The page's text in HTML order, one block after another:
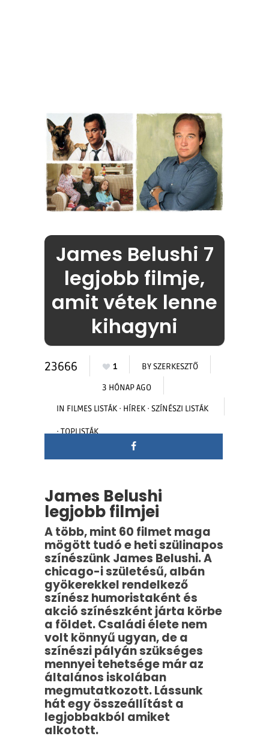
James Belushi 7
legjobb filmje,
amit vétek lenne
kihagyni
23666 1 BYSZERKESZTŐ
3 HÓNAP AGO
IN FILMES LISTÁK · HÍREK · SZÍNÉSZI LISTÁK
·TOPLISTÁK
James Belushi
legjobb filmjei
A több, mint 60 filmet maga
mögött tudó e heti szülinapos
színészünk James Belushi. A
chicago-i születésű, albán
gyökerekkel rendelkező
színész humoristaként és
akció színészként járta körbe
a földet. Családi élete nem
volt könnyű ugyan, de a
színészi pályán szükséges
mennyei tehetsége már az
általános iskolában
megmutatkozott. Lássunk
hát egy összeállítást a
legjobbakból amiket
alkotott.